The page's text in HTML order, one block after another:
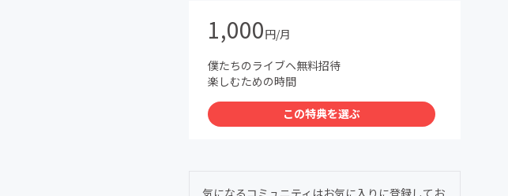
1,000円/月
僕たちのライブヘ無料招待
楽しむための時間
この特典を選ぶ
気になるコミュニティはお気に入りに登録してお